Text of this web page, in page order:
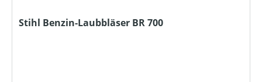
Stihl Benzin-Laubbläser BR 700